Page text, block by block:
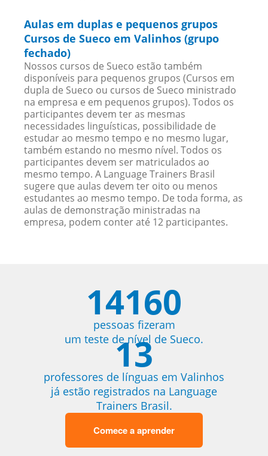
Aulas em duplas e pequenos grupos
Cursos de Sueco em Valinhos (grupo
fechado)
Nossos cursos de Sueco estão também
disponíveis para pequenos grupos (Cursos em
dupla de Sueco ou cursos de Sueco ministrado
na empresa e em pequenos grupos). Todos os
participantes devem ter as mesmas
necessidades linguísticas, possibilidade de
estudar ao mesmo tempo e no mesmo lugar,
também estando no mesmo nível. Todos os
participantes devem ser matriculados ao
mesmo tempo. A Language Trainers Brasil
sugere que aulas devem ter oito ou menos
estudantes ao mesmo tempo. De toda forma, as
aulas de demonstração ministradas na
empresa, podem conter até 12 participantes.
14160
pessoas fizeram
um teste de nível de Sueco.
13
professores de línguas em Valinhos
já estão registrados na Language
Trainers Brasil.
Comece a aprender